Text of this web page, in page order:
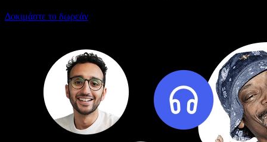
Δοκιμάστε το δωρεάν